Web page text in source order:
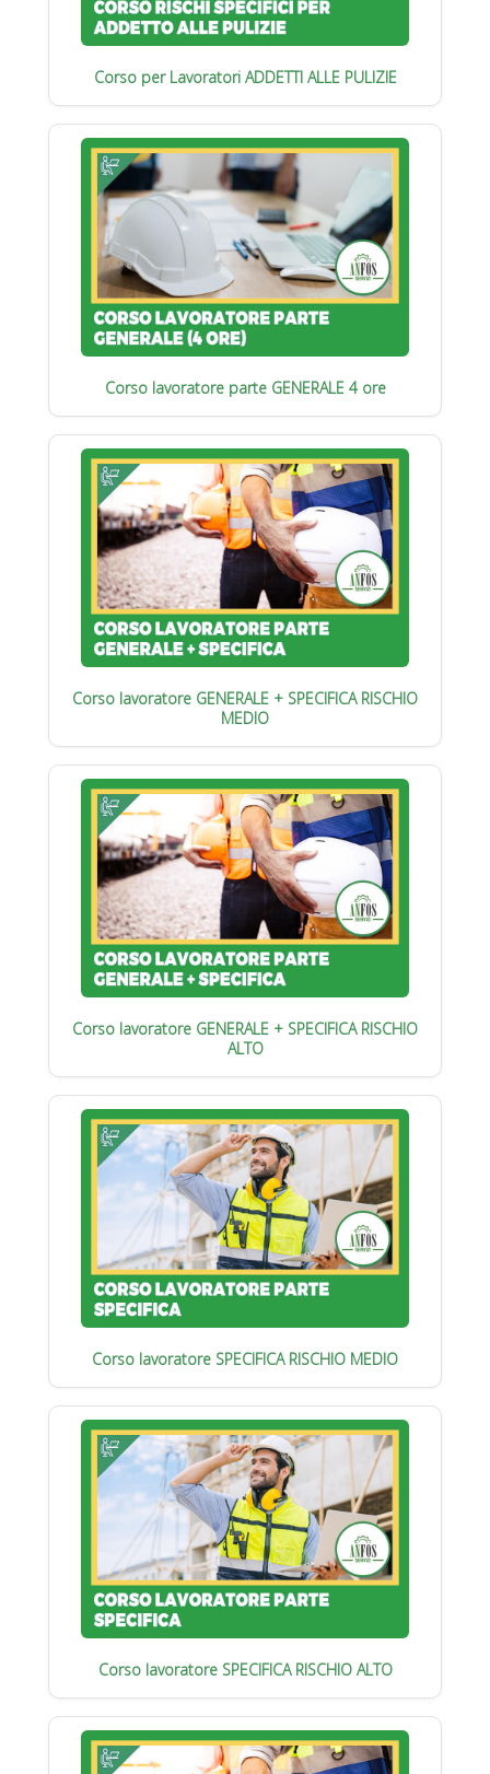
Corso per Lavoratori ADDETTI ALLE PULIZIE
Corso lavoratore parte GENERALE 4 ore
Corso lavoratore GENERALE + SPECIFICA RISCHIO
MEDIO
Corso lavoratore GENERALE + SPECIFICA RISCHIO
ALTO
Corso lavoratore SPECIFICA RISCHIO MEDIO
Corso lavoratore SPECIFICA RISCHIO ALTO